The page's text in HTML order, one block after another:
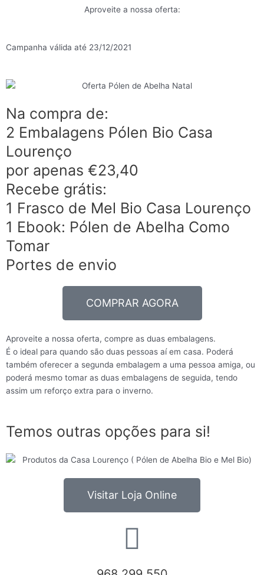
Aproveite a nossa oferta:
Campanha válida até 23/12/2021
Na compra de:
2 Embalagens Pólen Bio Casa
Lourenço
por apenas €23,40
Recebe grátis:
1 Frasco de Mel Bio Casa Lourenço
1 Ebook: Pólen de Abelha Como
Tomar
Portes de envio
COMPRAR AGORA
Aproveite a nossa oferta, compre as duas embalagens.
É o ideal para quando são duas pessoas aí em casa. Poderá
também oferecer a segunda embalagem a uma pessoa amiga, ou
poderá mesmo tomar as duas embalagens de seguida, tendo
assim um reforço extra para o inverno.
Temos outras opções para si!
Visitar Loja Online